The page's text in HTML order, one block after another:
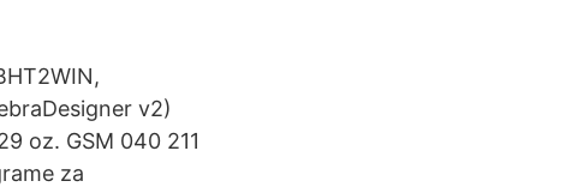
v2)
oz. GSM 040 211
za